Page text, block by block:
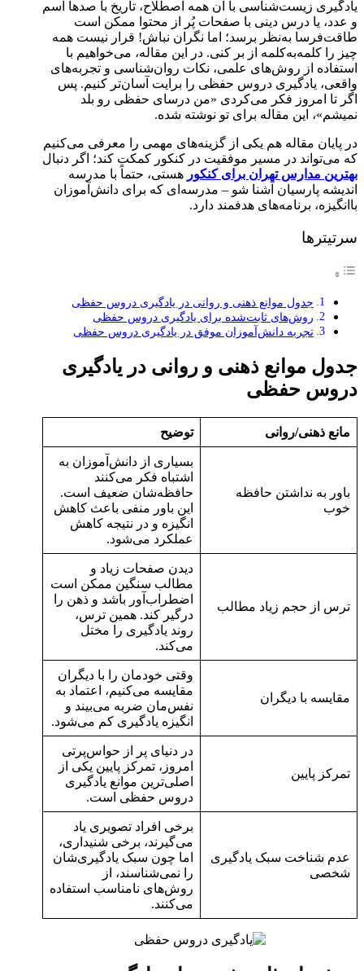
یادگیری زیست‌شناسی با آن همه اصطلاح، تاریخ با صدها اسم
و عدد، یا درس دینی با صفحات پُر از محتوا ممکن است
طاقت‌فرسا به‌نظر برسد؛ اما نگران نباش! قرار نیست همه
چیز را کلمه‌به‌کلمه از بر کنی. در این مقاله، می‌خواهیم با
استفاده از روش‌های علمی، نکات روان‌شناسی و تجربه‌های
واقعی، یادگیری دروس حفظی را برایت آسان‌تر کنیم. پس
اگر تا امروز فکر می‌کردی «من درسای حفظی رو بلد
نمیشم»، این مقاله برای تو نوشته شده.
در پایان مقاله هم یکی از گزینه‌های مهمی را معرفی می‌کنیم
که می‌تواند در مسیر موفقیت در کنکور کمکت کند؛ اگر دنبال
بهترین مدارس تهران برای کنکور هستی، حتماً با مدرسه
اندیشه پارسیان آشنا شو – مدرسه‌ای که برای دانش‌آموزان
باانگیزه، برنامه‌های هدفمند دارد.
سرتیترها
جدول موانع ذهنی و روانی در یادگیری دروس حفظی
روش‌های ثابت‌شده برای یادگیری دروس حفظی
تجربه دانش‌آموزان موفق در یادگیری دروس حفظی
جدول موانع ذهنی و روانی در یادگیری
دروس حفظی
مانع ذهنی/روانی توضیح
باور به نداشتن حافظه
خوب
بسیاری از دانش‌آموزان به
اشتباه فکر می‌کنند
حافظه‌شان ضعیف است.
این باور منفی باعث کاهش
انگیزه و در نتیجه کاهش
عملکرد می‌شود.
ترس از حجم زیاد مطالب
دیدن صفحات زیاد و
مطالب سنگین ممکن است
اضطراب‌آور باشد و ذهن را
درگیر کند. همین ترس،
روند یادگیری را مختل
می‌کند.
مقایسه با دیگران
وقتی خودمان را با دیگران
مقایسه می‌کنیم، اعتماد به
نفس‌مان ضربه می‌بیند و
انگیزه‌ یادگیری کم می‌شود.
تمرکز پایین
در دنیای پر از حواس‌پرتی
امروز، تمرکز پایین یکی از
اصلی‌ترین موانع یادگیری
دروس حفظی است.
عدم شناخت سبک یادگیری
شخصی
برخی افراد تصویری یاد
می‌گیرند، برخی شنیداری،
اما چون سبک یادگیری‌شان
را نمی‌شناسند، از
روش‌های نامناسب استفاده
می‌کنند.